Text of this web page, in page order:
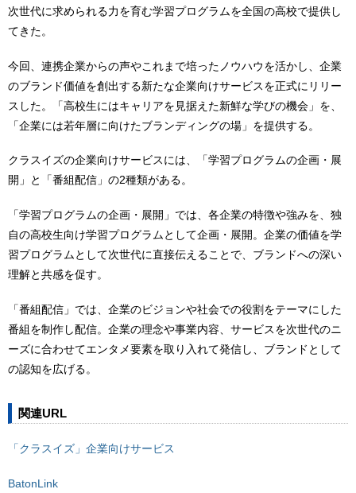
次世代に求められる力を育む学習プログラムを全国の高校で提供し
てきた。
今回、連携企業からの声やこれまで培ったノウハウを活かし、企業
のブランド価値を創出する新たな企業向けサービスを正式にリリー
スした。「高校生にはキャリアを見据えた新鮮な学びの機会」を、
「企業には若年層に向けたブランディングの場」を提供する。
クラスイズの企業向けサービスには、「学習プログラムの企画・展
開」と「番組配信」の2種類がある。
「学習プログラムの企画・展開」では、各企業の特徴や強みを、独
自の高校生向け学習プログラムとして企画・展開。企業の価値を学
習プログラムとして次世代に直接伝えることで、ブランドへの深い
理解と共感を促す。
「番組配信」では、企業のビジョンや社会での役割をテーマにした
番組を制作し配信。企業の理念や事業内容、サービスを次世代のニ
ーズに合わせてエンタメ要素を取り入れて発信し、ブランドとして
の認知を広げる。
関連URL
「クラスイズ」企業向けサービス
BatonLink